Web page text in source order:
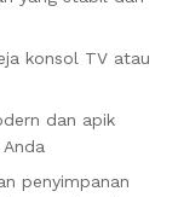
konsol TV atau
dan apik
penyimpanan